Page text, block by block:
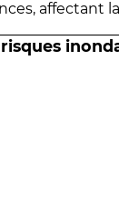
affectant